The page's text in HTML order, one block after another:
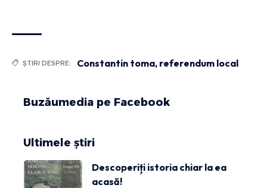
ȘTIRI DESPRE: Constantin toma, referendum local
Buzăumedia pe Facebook
Ultimele știri
Descoperiți istoria chiar la ea
acasă!